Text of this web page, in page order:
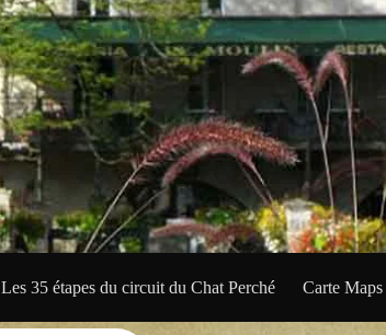
Les 35 étapes du circuit du Chat Perché Carte Maps